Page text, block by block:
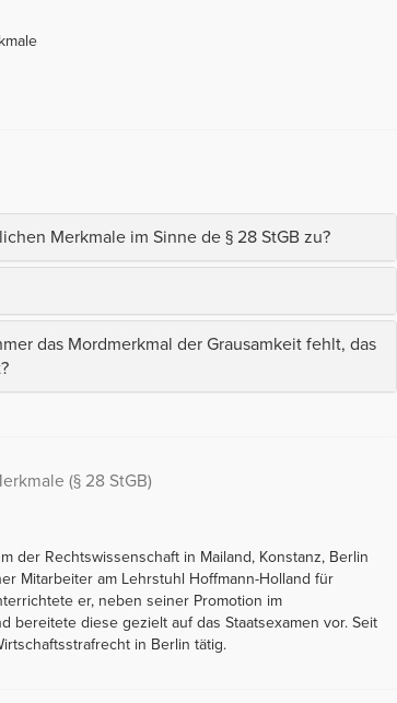
Merkmale im Sinne de § 28 StGB zu?
das Mordmerkmal der Grausamkeit fehlt, das
(§ 28 StGB)
der Rechtswissenschaft in Mailand, Konstanz, Berlin
Mitarbeiter am Lehrstuhl Hoffmann-Holland für
er, neben seiner Promotion im
bereitete diese gezielt auf das Staatsexamen vor. Seit
in Berlin tätig.